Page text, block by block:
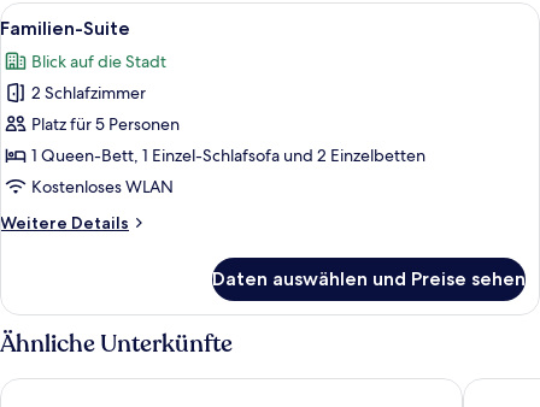
Alle
Fotos
für
Familien-
Suite
anzeigen
Ein Hotelzimmer mit zwei Betten,
21
Familien-Suite
Blick auf die Stadt
2 Schlafzimmer
Platz für 5 Personen
1 Queen-Bett, 1 Einzel-Schlafsofa und 2 Einzelbetten
Kostenloses WLAN
Weitere Details
Weitere
Suite
Daten auswählen und Preise sehen
Ähnliche Unterkünfte
Pamir Butik Otel Loyal